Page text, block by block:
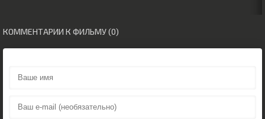
КОММЕНТАРИИ К ФИЛЬМУ (0)